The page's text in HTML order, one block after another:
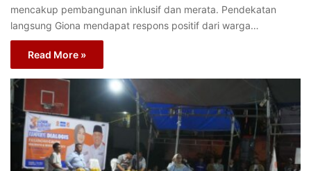
mencakup pembangunan inklusif dan merata. Pendekatan
langsung Giona mendapat respons positif dari warga…
Read More »